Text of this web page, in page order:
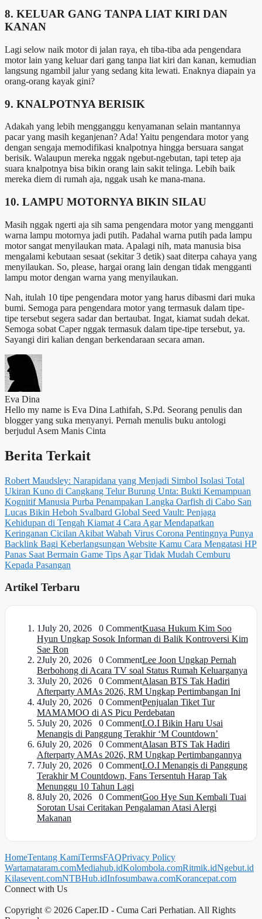
8. KELUAR GANG TANPA LIAT KIRI DAN
KANAN
Lagi selow naik motor di jalan raya, eh tiba-tiba ada pengendara
motor lain yang keluar dari gang tanpa liat kiri dan kanan, kemudian
langsung ngambil jalur yang sedang kita lewati. Enaknya diapain ya
orang-orang kayak gini?
9. KNALPOTNYA BERISIK
Adakah yang lebih mengganggu kenyamanan selain mantannya
pacar yang masih keganjenan? Ada! Yaitu pengendara motor yang
dengan sengaja memodifikasi knalpotnya hingga bersuara sangat
berisik. Walaupun mereka nggak ngebut-ngebutan, tapi tetep aja
suara knalpotnya bisa bikin orang lain sakit telinga. Lebih baik
mereka diem di rumah aja, nggak usah ke mana-mana.
10. LAMPU MOTORNYA BIKIN SILAU
Masih nggak ngerti aja sih sama pengendara motor yang mengganti
warna lampu motornya jadi putih. Padahal warna putih pada lampu
motor sangat menyilaukan mata. Apalagi nih, mata manusia bisa
mengalami kebutaan sesaat (sekitar 3 detik) saat diterpa cahaya yang
menyilaukan. So, please, hargai orang lain dengan tidak mengganti
lampu motor dengan warna yang menyilaukan.
Nah, itulah 10 tipe pengendara motor yang harus dibasmi dari muka
bumi. Semoga para pengendara motor yang termasuk dalam tipe-
tipe tersebut segera sadar dan bertaubat. Ingat, kiamat sudah dekat.
Semoga sobat Caper nggak termasuk dalam tipe-tipe tersebut, ya.
Sayangi diri kalian dengan berkendaraan secara aman.
Eva Dina
Hello my name is Eva Dina Lathifah, S.Pd. Seorang penulis dan
blogger yang suka menyanyi. Pernah menulis buku antologi
berjudul Asem Manis Cinta
Berita Terkait
Robert Maudsley: Narapidana yang Menjadi Simbol Isolasi Total
Ukiran Kuno di Cangkang Telur Burung Unta: Bukti Kemampuan
Kognitif Manusia Purba Penampakan Langka Oarfish di Cabo San
Lucas Bikin Heboh Svalbard Global Seed Vault: Penjaga
Kehidupan di Tengah Kiamat 4 Cara Agar Mendapatkan
Keringanan Cicilan Akibat Wabah Virus Corona Pentingnya Punya
Backlink Bagi Keberlangsungan Website Kamu Cara Mengatasi HP
Panas Saat Bermain Game Tips Agar Tidak Mudah Cemburu
Kepada Pasangan
Artikel Terbaru
1July 20, 2026 0 CommentKuasa Hukum Kim Soo
Hyun Ungkap Sosok Informan di Balik Kontroversi Kim
Sae Ron
2July 20, 2026 0 CommentLee Joon Ungkap Pernah
Berbohong di Acara TV soal Status Rumah Keluarganya
3July 20, 2026 0 CommentAlasan BTS Tak Hadiri
Afterparty AMAs 2026, RM Ungkap Pertimbangan Ini
4July 20, 2026 0 CommentPenjualan Tiket Tur
MAMAMOO di AS Picu Perdebatan
5July 20, 2026 0 CommentI.O.I Bikin Haru Usai
Menangis di Panggung Terakhir ‘M Countdown’
6July 20, 2026 0 CommentAlasan BTS Tak Hadiri
Afterparty AMAs 2026, RM Ungkap Pertimbangannya
7July 20, 2026 0 CommentI.O.I Menangis di Panggung
Terakhir M Countdown, Fans Tersentuh Harap Tak
Menunggu 10 Tahun Lagi
8July 20, 2026 0 CommentGoo Hye Sun Kembali Tuai
Sorotan Usai Ceritakan Pengalaman Atasi Alergi
Makanan
HomeTentang KamiTermsFAQPrivacy Policy
Wartamataram.comMediahub.idKolombola.comRitmik.idNgebut.id
Kilasevent.comNTBHub.idInfosumbawa.comKorancepat.com
Connect with Us
Copyright © 2026 Caper.ID - Cuma Cari Perhatian. All Rights